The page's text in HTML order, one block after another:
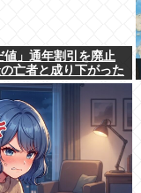
」通年割引を廃止
亡者と成り下がった